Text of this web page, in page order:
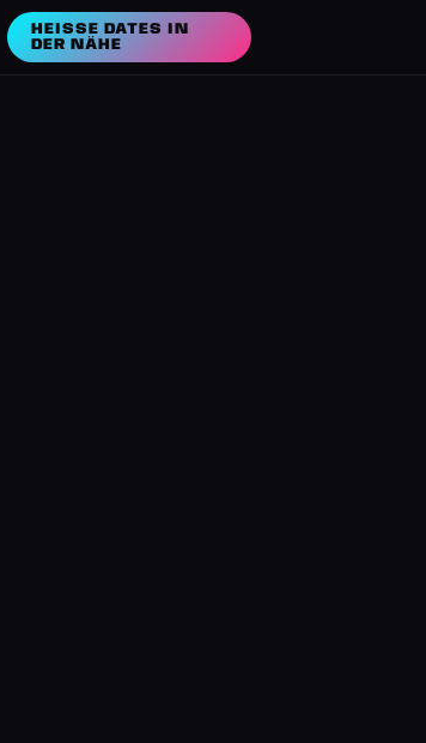
HEISSE DATES IN D
ER NÄHE